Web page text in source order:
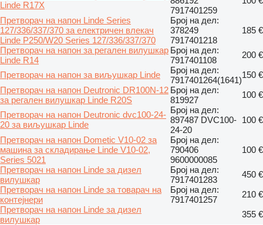
Linde R17X
7917401259
Претворач на напон Linde Series
127/336/337/370 за електричен влекач
Linde P250/W20 Series 127/336/337/370
Број на дел:
378249
7917401218
185 €
Претворач на напон за регален вилушкар
Linde R14
Број на дел:
7917401108
200 €
Претворач на напон за виљушкар Linde
Број на дел:
7917401264(1641)
150 €
Претворач на напон Deutronic DR100N-12
за регален вилушкар Linde R20S
Број на дел:
819927
100 €
Претворач на напон Deutronic dvc100-24-
20 за виљушкар Linde
Број на дел:
897487 DVC100-
24-20
100 €
Претворач на напон Dometic V10-02 за
машина за складирање Linde V10-02,
Series 5021
Број на дел:
790406
9600000085
100 €
Претворач на напон Linde за дизел
вилушкар
Број на дел:
7917401283
450 €
Претворач на напон Linde за товарач на
контејнери
Број на дел:
7917401257
210 €
Претворач на напон Linde за дизел
вилушкар
355 €